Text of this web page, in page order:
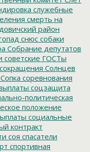
служебные
смерть на
район
снюс собаки
Собрание депутатов
советские ГОСТы
сокращения Солнцев
Сопка соревнования
соцзащита
политическая
положение
социальные
контракт
соя спасатели
спортивная